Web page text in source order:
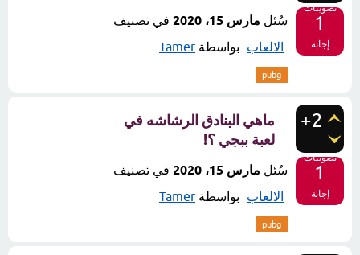
تصويتات
1
إجابة
سُئل مارس 15، 2020
في تصنيف
الالعاب
بواسطة Tamer
pubg
+2
تصويتات
1
إجابة
ماهي البنادق الرشاشه في
لعبة ببجي ؟!
سُئل مارس 15، 2020
في تصنيف
الالعاب
بواسطة Tamer
pubg